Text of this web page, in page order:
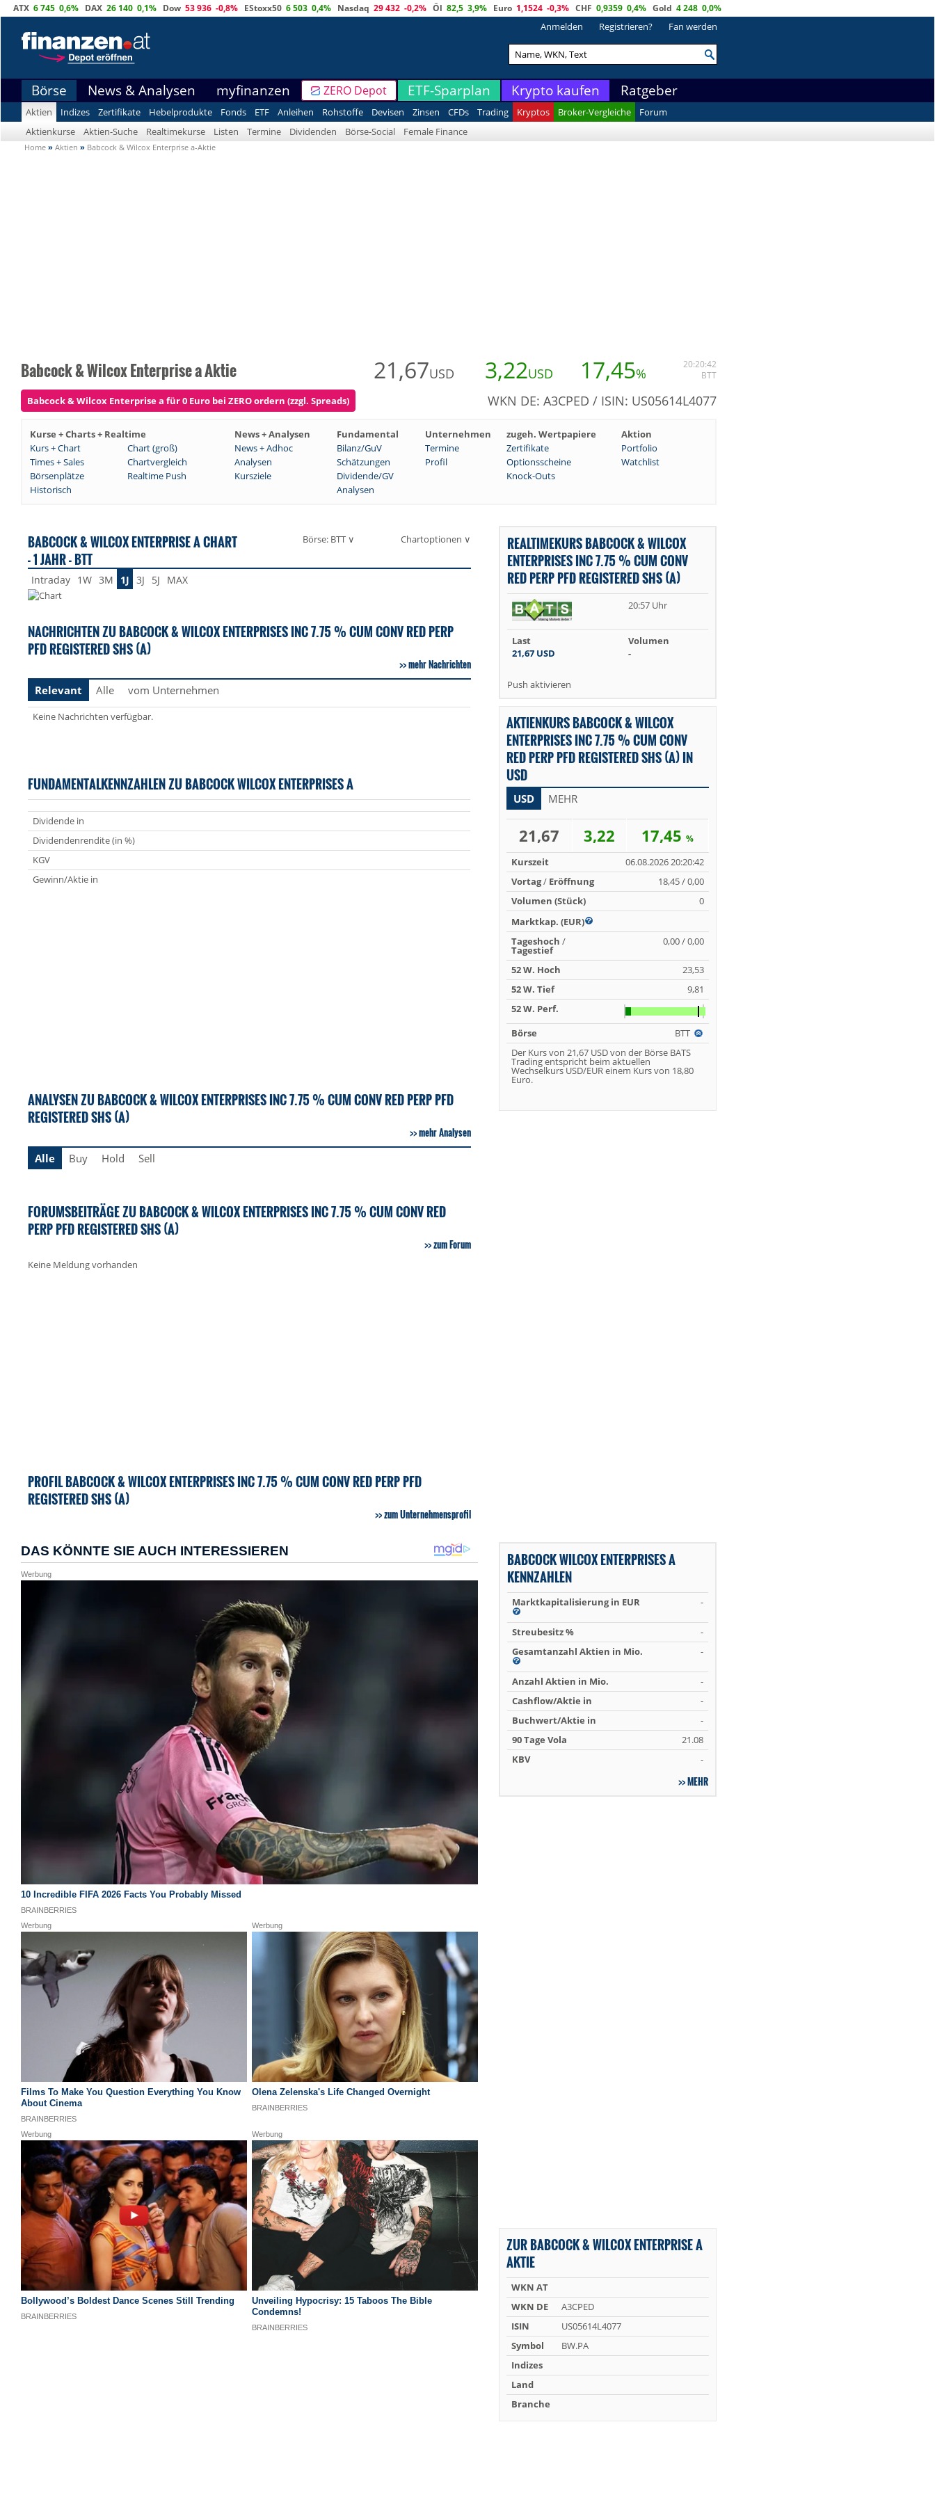
ATX 6 745 0,6% DAX 26 140 0,1% Dow 53 936 -0,8% EStoxx50 6 503 0,4% Nasdaq 29 432 -0,2% Öl 82,5 3,9% Euro 1,1524 -0,3% CHF 0,9359 0,4% Gold 4 248 0,0%
Anmelden Registrieren? Fan werden
Börse News & Analysen myfinanzen ZERO Depot ETF-Sparplan Krypto kaufen Ratgeber
Aktien Indizes Zertifikate Hebelprodukte Fonds ETF Anleihen Rohstoffe Devisen Zinsen CFDs Trading Kryptos Broker-Vergleiche
Forum
Aktienkurse
Aktien-Suche Realtimekurse Listen Termine Dividenden Börse-Social Female Finance
Home » Aktien » Babcock & Wilcox Enterprise a-Aktie
Babcock & Wilcox Enterprise a Aktie 21,67USD 3,22USD 17,45%
20:20:42
BTT
Babcock & Wilcox Enterprise a für 0 Euro bei ZERO ordern (zzgl. Spreads) WKN DE: A3CPED / ISIN: US05614L4077
Kurse + Charts + Realtime News + Analysen Fundamental Unternehmen zugeh. Wertpapiere
Aktion
Kurs + Chart
Chart (groß) News + Adhoc Bilanz/GuV Termine Zertifikate
Portfolio
Times + Sales
Chartvergleich Analysen Schätzungen Profil Optionsscheine
Watchlist
Börsenplätze
Realtime Push Kursziele Dividende/GV
Knock-Outs
Historisch
Analysen
BABCOCK & WILCOX ENTERPRISE A CHART
- 1 JAHR - BTT
Börse: BTT ∨ Chartoptionen ∨
Intraday 1W 3M 1J 3J 5J MAX
NACHRICHTEN ZU BABCOCK & WILCOX ENTERPRISES INC 7.75 % CUM CONV RED PERP
PFD REGISTERED SHS (A)
mehr Nachrichten
Relevant
Alle vom Unternehmen
Keine Nachrichten verfügbar.
FUNDAMENTALKENNZAHLEN ZU BABCOCK WILCOX ENTERPRISES A
Dividende in
Dividendenrendite (in %)
KGV
Gewinn/Aktie in
ANALYSEN ZU BABCOCK & WILCOX ENTERPRISES INC 7.75 % CUM CONV RED PERP PFD
REGISTERED SHS (A)
mehr Analysen
Alle
Buy Hold Sell
FORUMSBEITRÄGE ZU BABCOCK & WILCOX ENTERPRISES INC 7.75 % CUM CONV RED
PERP PFD REGISTERED SHS (A)
zum Forum
Keine Meldung vorhanden
PROFIL BABCOCK & WILCOX ENTERPRISES INC 7.75 % CUM CONV RED PERP PFD
REGISTERED SHS (A)
zum Unternehmensprofil
REALTIMEKURS BABCOCK & WILCOX
ENTERPRISES INC 7.75 % CUM CONV
RED PERP PFD REGISTERED SHS (A)
20:57 Uhr
Last
21,67 USD
Volumen
-
Push aktivieren
AKTIENKURS BABCOCK & WILCOX
ENTERPRISES INC 7.75 % CUM CONV
RED PERP PFD REGISTERED SHS (A) IN
USD
USD MEHR
21,67 3,22 17,45 %
Kurszeit
06.08.2026 20:20:42
Vortag/ Eröffnung
18,45 / 0,00
Volumen (Stück)
0
Marktkap. (EUR)
Tageshoch /
Tagestief
0,00 / 0,00
52 W. Hoch
23,53
52 W. Tief
9,81
52 W. Perf.
Börse
BTT
Der Kurs von 21,67 USD von der Börse BATS
Trading entspricht beim aktuellen
Wechselkurs USD/EUR einem Kurs von 18,80
Euro.
BABCOCK WILCOX ENTERPRISES A
KENNZAHLEN
Marktkapitalisierung in EUR -
Streubesitz %
-
Gesamtanzahl Aktien in Mio.
-
Anzahl Aktien in Mio.
-
Cashflow/Aktie in
-
Buchwert/Aktie in
-
90 Tage Vola
21.08
KBV
-
MEHR
ZUR BABCOCK & WILCOX ENTERPRISE A
AKTIE
WKN AT
WKN DE
A3CPED
ISIN
US05614L4077
Symbol
BW.PA
Indizes
Land
Branche